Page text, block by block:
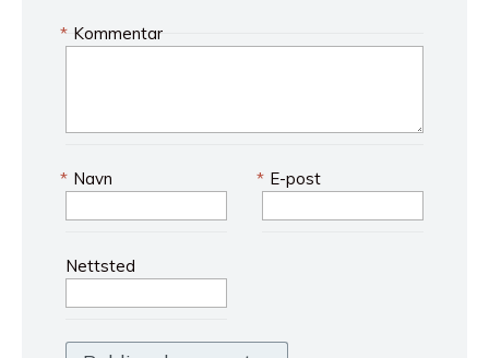
Kommentar
*
Navn
* E-post
*
Nettsted